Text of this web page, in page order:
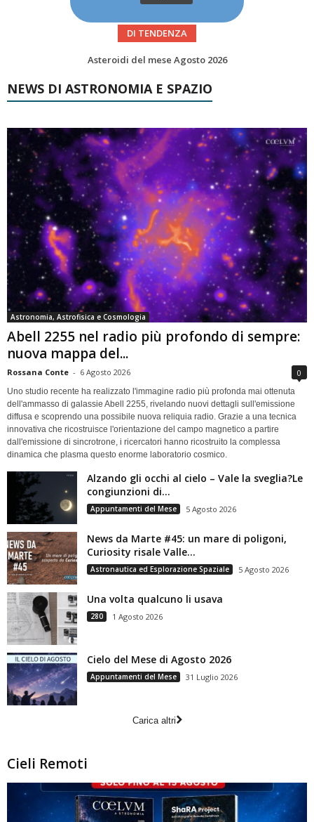
DI TENDENZA
NEWS DI ASTRONOMIA E SPAZIO
Astronomia, Astrofisica e Cosmologia
Abell 2255 nel radio più profondo di sempre:
nuova mappa del...
Rossana Conte - 6 Agosto 2026 0
Uno studio recente ha realizzato l'immagine radio più profonda mai ottenuta
dell'ammasso di galassie Abell 2255, rivelando nuovi dettagli sull'emissione
diffusa e scoprendo una possibile nuova reliquia radio. Grazie a una tecnica
innovativa che ricostruisce l'orientazione del campo magnetico a partire
dall'emissione di sincrotrone, i ricercatori hanno ricostruito la complessa
dinamica che plasma questo enorme laboratorio cosmico.
Alzando gli occhi al cielo – Vale la sveglia?Le
congiunzioni di...
Appuntamenti del Mese 5 Agosto 2026
News da Marte #45: un mare di poligoni,
Curiosity risale Valle...
Astronautica ed Esplorazione Spaziale 5 Agosto 2026
Una volta qualcuno li usava
280 1 Agosto 2026
Cielo del Mese di Agosto 2026
Appuntamenti del Mese 31 Luglio 2026
Carica altri
Cieli Remoti